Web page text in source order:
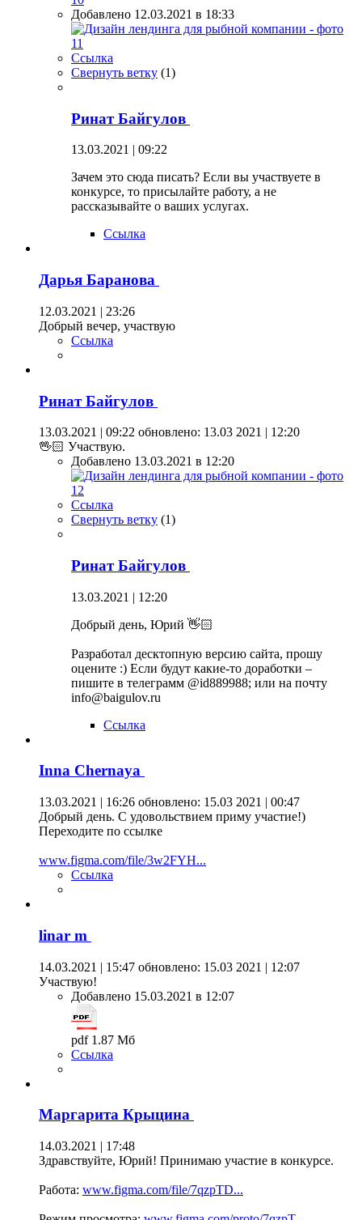
Добавлено 12.03.2021 в 18:33
Ссылка
Свернуть ветку (1)
Ринат Байгулов
13.03.2021 | 09:22
Зачем это сюда писать? Если вы участвуете в
конкурсе, то присылайте работу, а не
рассказывайте о ваших услугах.
Ссылка
Дарья Баранова
12.03.2021 | 23:26
Добрый вечер, участвую
Ссылка
Ринат Байгулов
13.03.2021 | 09:22 обновлено: 13.03 2021 | 12:20
🖖🏻 Участвую.
Добавлено 13.03.2021 в 12:20
Ссылка
Свернуть ветку (1)
Ринат Байгулов
13.03.2021 | 12:20
Добрый день, Юрий 👋🏻
Разработал десктопную версию сайта, прошу
оцените :) Если будут какие-то доработки –
пишите в телеграмм @id889988; или на почту
info@baigulov.ru
Ссылка
Inna Chernaya
13.03.2021 | 16:26 обновлено: 15.03 2021 | 00:47
Добрый день. С удовольствием приму участие!)
Переходите по ссылке
www.figma.com/file/3w2FYH...
Ссылка
linar m
14.03.2021 | 15:47 обновлено: 15.03 2021 | 12:07
Участвую!
Добавлено 15.03.2021 в 12:07
pdf 1.87 Мб
Ссылка
Маргарита Крыцина
14.03.2021 | 17:48
Здравствуйте, Юрий! Принимаю участие в конкурсе.
Работа: www.figma.com/file/7qzpTD...